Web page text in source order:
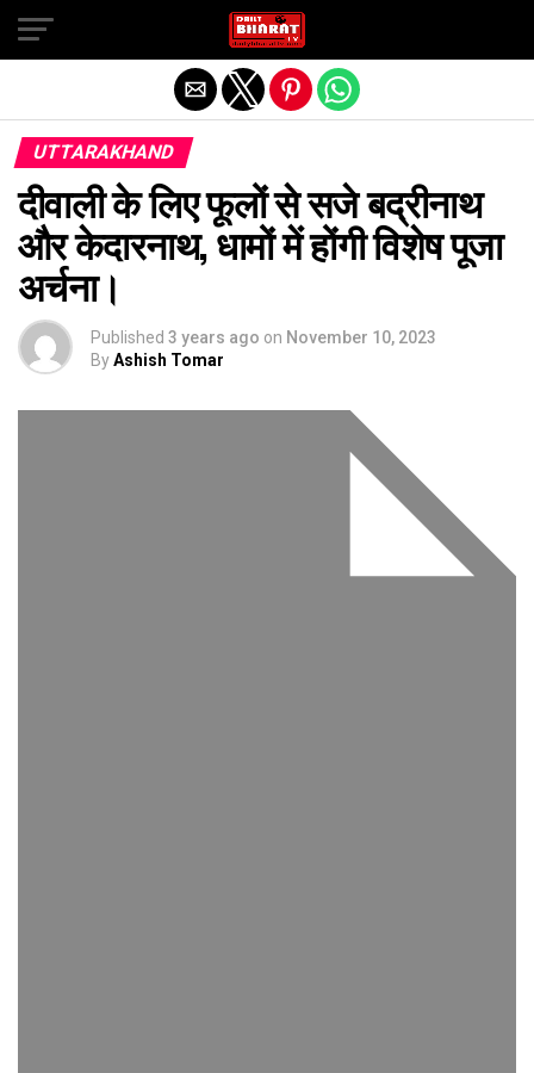
UTTARAKHAND
दीवाली के लिए फूलों से सजे बद्रीनाथ
और केदारनाथ, धामों में होंगी विशेष पूजा
अर्चना।
Published 3 years ago on November 10, 2023
ByAshish Tomar
Exit mobile version